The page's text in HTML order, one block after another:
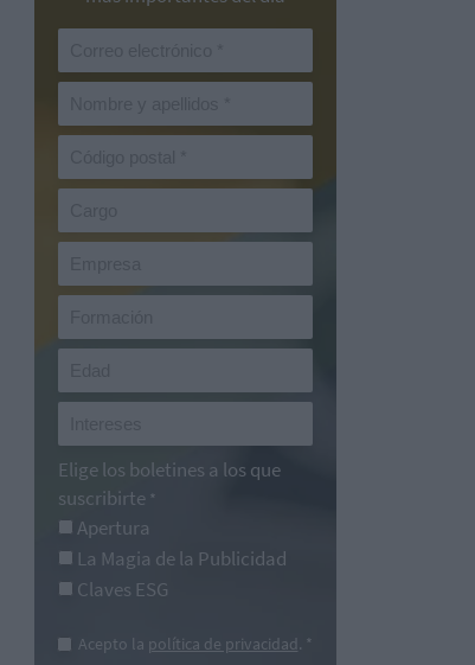
Elige los boletines a los que
suscribirte *
Apertura
La Magia de la Publicidad
Claves ESG
Acepto la política de privacidad. *